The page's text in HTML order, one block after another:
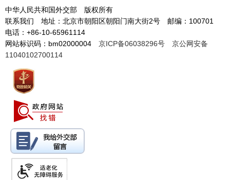
中华人民共和国外交部 版权所有
联系我们 地址：北京市朝阳区朝阳门南大街2号 邮编：100701
电话：+86-10-65961114
网站标识码：bm02000004 京ICP备06038296号
京公网安备
11040102700114